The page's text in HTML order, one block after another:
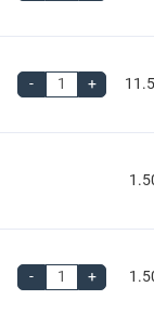
- +
- +